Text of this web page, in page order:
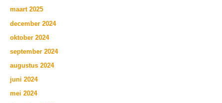
maart 2025
december 2024
oktober 2024
september 2024
augustus 2024
juni 2024
mei 2024